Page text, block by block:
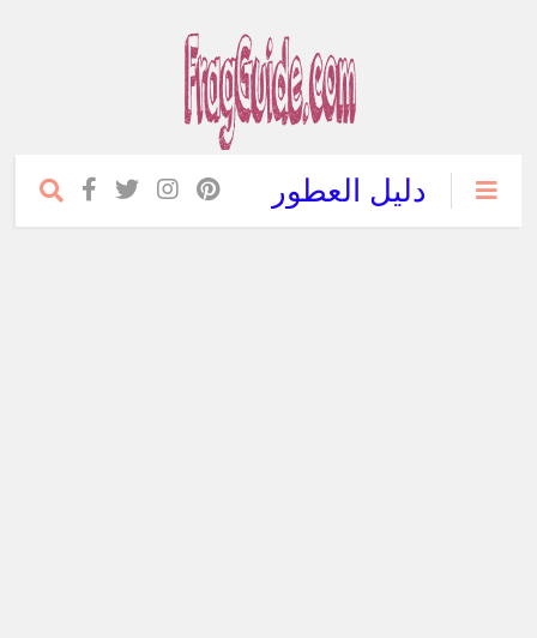
دليل العطور